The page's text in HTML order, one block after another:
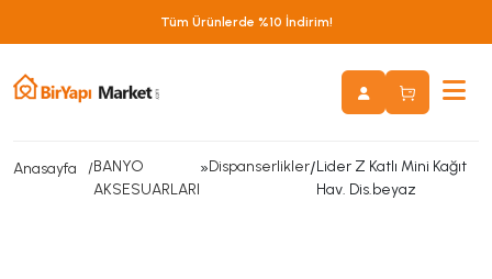
Tüm Ürünlerde %10 İndirim!
Anasayfa
BANYO
AKSESUARLARI
»Dispanserlikler/Lider Z Katlı Mini Kağıt
Hav. Dis.beyaz